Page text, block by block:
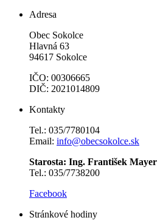
Adresa
Obec Sokolce
Hlavná 63
94617 Sokolce
IČO: 00306665
DIČ: 2021014809
Kontakty
Tel.: 035/7780104
Email: info@obecsokolce.sk
Starosta: Ing. František Mayer
Tel.: 035/7738200
Facebook
Stránkové hodiny